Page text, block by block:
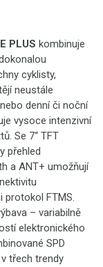
PLUS kombinuje
cyklisty,
neustále
denní či noční
vysoce intenzivní
Se 7“ TFT
přehled
a ANT+ umožňují
protokol FTMS.
– variabilně
elektronického
SPD
v třech trendy